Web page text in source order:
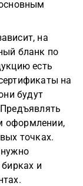
на
бланк по
есть
на
будут
оформлении,
точках.
и